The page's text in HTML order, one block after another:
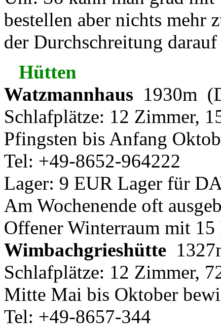
bestellen aber nichts mehr
der Durchschreitung
Hütten
Watzmannhaus 1930m
Schlafplätze: 12 Zimmer,
Pfingsten bis Anfang
Tel: +49-8652-964222
Lager: 9 EUR Lager für
Am Wochenende oft
Offener Winterraum mit 15
Wimbachgrieshütte
Schlafplätze: 12 Zimmer,
Mitte Mai bis Oktober
Tel: +49-8657-344